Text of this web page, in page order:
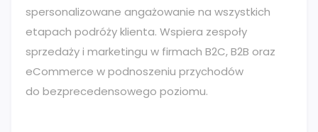
spersonalizowane angażowanie na wszystkich
etapach podróży klienta. Wspiera zespoły
sprzedaży i marketingu w firmach B2C, B2B oraz
eCommerce w podnoszeniu przychodów
do bezprecedensowego poziomu.